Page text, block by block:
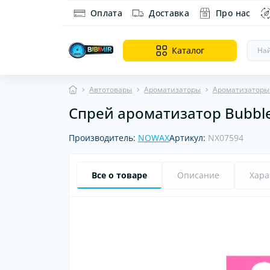
Оплата Доставка Про нас
Каталог
Автотовары Ароматизаторы
Спрей ароматизатор
Производитель: NOWAXАртикул: NX07594
Все о товаре Описание